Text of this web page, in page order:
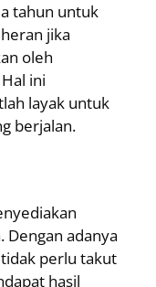
tahun untuk
jika
oleh
ini
layak untuk
berjalan.
Dengan adanya
perlu takut
hasil